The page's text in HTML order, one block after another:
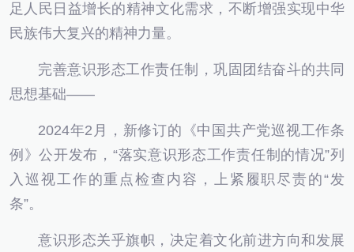
足人民日益增长的精神文化需求，不断增强实现中华
民族伟大复兴的精神力量。
完善意识形态工作责任制，巩固团结奋斗的共同
思想基础——
2024年2月，新修订的《中国共产党巡视工作条
例》公开发布，“落实意识形态工作责任制的情况”列
入巡视工作的重点检查内容，上紧履职尽责的“发
条”。
意识形态关乎旗帜，决定着文化前进方向和发展